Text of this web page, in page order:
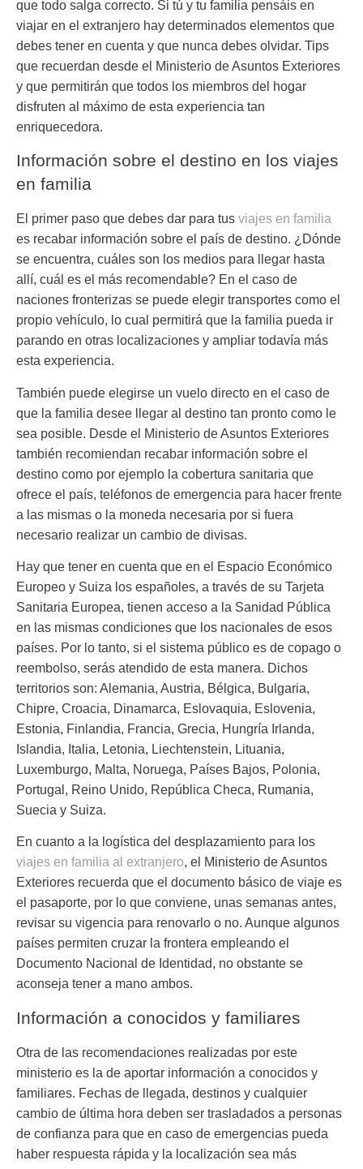
que todo salga correcto. Si tú y tu familia pensáis en
viajar en el extranjero hay determinados elementos que
debes tener en cuenta y que nunca debes olvidar. Tips
que recuerdan desde el Ministerio de Asuntos Exteriores
y que permitirán que todos los miembros del hogar
disfruten al máximo de esta experiencia tan
enriquecedora.
Información sobre el destino en los viajes
en familia
El primer paso que debes dar para tus viajes en familia
es recabar información sobre el país de destino. ¿Dónde
se encuentra, cuáles son los medios para llegar hasta
allí, cuál es el más recomendable? En el caso de
naciones fronterizas se puede elegir transportes como el
propio vehículo, lo cual permitirá que la familia pueda ir
parando en otras localizaciones y ampliar todavía más
esta experiencia.
También puede elegirse un vuelo directo en el caso de
que la familia desee llegar al destino tan pronto como le
sea posible. Desde el Ministerio de Asuntos Exteriores
también recomiendan recabar información sobre el
destino como por ejemplo la cobertura sanitaria que
ofrece el país, teléfonos de emergencia para hacer frente
a las mismas o la moneda necesaria por si fuera
necesario realizar un cambio de divisas.
Hay que tener en cuenta que en el Espacio Económico
Europeo y Suiza los españoles, a través de su Tarjeta
Sanitaria Europea, tienen acceso a la Sanidad Pública
en las mismas condiciones que los nacionales de esos
países. Por lo tanto, si el sistema público es de copago o
reembolso, serás atendido de esta manera. Dichos
territorios son: Alemania, Austria, Bélgica, Bulgaria,
Chipre, Croacia, Dinamarca, Eslovaquia, Eslovenia,
Estonia, Finlandia, Francia, Grecia, Hungría Irlanda,
Islandia, Italia, Letonia, Liechtenstein, Lituania,
Luxemburgo, Malta, Noruega, Países Bajos, Polonia,
Portugal, Reino Unido, República Checa, Rumania,
Suecia y Suiza.
En cuanto a la logística del desplazamiento para los
viajes en familia al extranjero, el Ministerio de Asuntos
Exteriores recuerda que el documento básico de viaje es
el pasaporte, por lo que conviene, unas semanas antes,
revisar su vigencia para renovarlo o no. Aunque algunos
países permiten cruzar la frontera empleando el
Documento Nacional de Identidad, no obstante se
aconseja tener a mano ambos.
Información a conocidos y familiares
Otra de las recomendaciones realizadas por este
ministerio es la de aportar información a conocidos y
familiares. Fechas de llegada, destinos y cualquier
cambio de última hora deben ser trasladados a personas
de confianza para que en caso de emergencias pueda
haber respuesta rápida y la localización sea más